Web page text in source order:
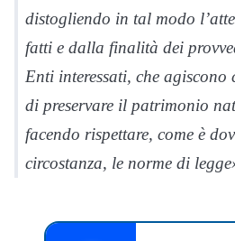
distogliendo in tal modo
fatti e dalla finalità dei
Enti interessati, che agiscono
di preservare il patrimonio
facendo rispettare, come è
circostanza, le norme di